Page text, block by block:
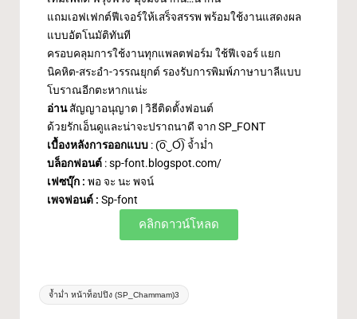
แถมเอฟเฟกต์ฟีเจอร์ให้เสร็จสรรพ พร้อมใช้งานแสดงผล
แบบอัตโนมัติทันที
ครอบคลุมการใช้งานทุกแพลตฟอร์ม ใช้ฟีเจอร์ แยก
นิคหิต-สระอำ-วรรณยุกต์ รองรับการพิมพ์ภาษาบาลีแบบ
โบราณอีกตะหากแน่ะ
อ่าน สัญญาอนุญาต |วิธีติดตั้งฟอนต์
ด้วยรักเอ็นดูและน่าจะปราถนาดี จาก SP_FONT
เบื้องหลังการออกแบบ :(͡o‿O͡) จ้ำม่ำ
บล็อกฟอนต์ :sp-font.blogspot.com/
เฟซบุ๊ก : พอ จะ นะ พจน์
เพจฟอนต์ : Sp-font
คลิกดาวน์โหลด
จ้ำม่ำ หน้าท็อปปิง (SP_Chammam)3